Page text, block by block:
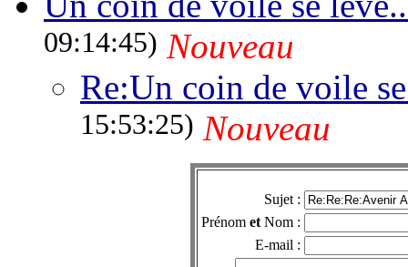
09:14:45) Nouveau
Re:Un coin de voile
15:53:25) Nouveau
Sujet :
Prénom et Nom :
E-mail :